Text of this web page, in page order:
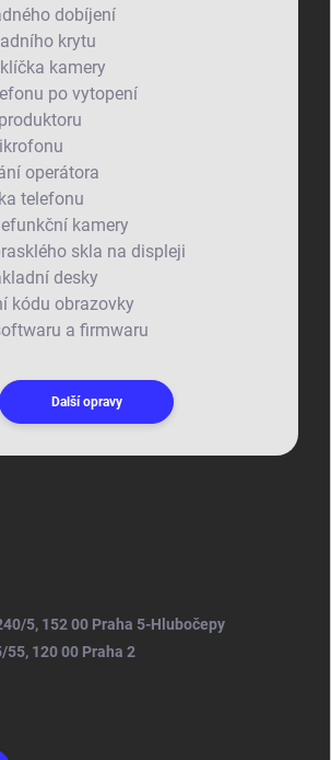
dobíjení
krytu
kamery
po vytopení
operátora
telefonu
kamery
skla na displeji
desky
kódu obrazovky
a firmwaru
Další opravy
5, 152 00 Praha 5-Hlubočepy
120 00 Praha 2